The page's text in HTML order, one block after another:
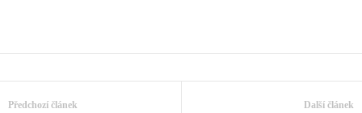
Předchozí článek Další článek